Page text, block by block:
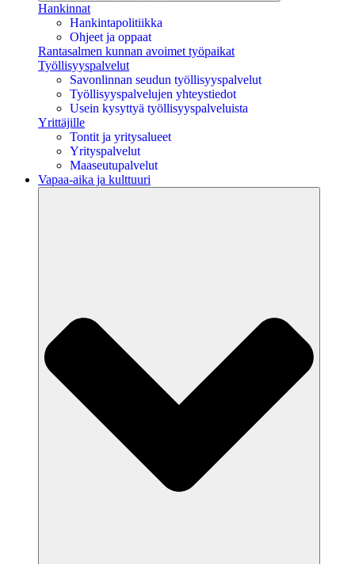
Hankinnat
Hankintapolitiikka
Ohjeet ja oppaat
Rantasalmen kunnan avoimet työpaikat
Työllisyyspalvelut
Savonlinnan seudun työllisyyspalvelut
Työllisyyspalvelujen yhteystiedot
Usein kysyttyä työllisyyspalveluista
Yrittäjille
Tontit ja yritysalueet
Yrityspalvelut
Maaseutupalvelut
Vapaa-aika ja kulttuuri